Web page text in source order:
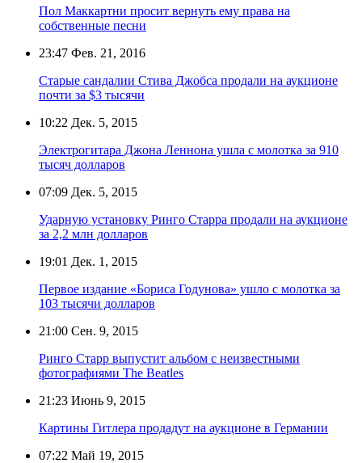
Пол Маккартни просит вернуть ему права на
собственные песни
23:47 Фев. 21, 2016
Старые сандалии Стива Джобса продали на аукционе
почти за $3 тысячи
10:22 Дек. 5, 2015
Электрогитара Джона Леннона ушла с молотка за 910
тысяч долларов
07:09 Дек. 5, 2015
Ударную установку Ринго Старра продали на аукционе
за 2,2 млн долларов
19:01 Дек. 1, 2015
Первое издание «Бориса Годунова» ушло с молотка за
103 тысячи долларов
21:00 Сен. 9, 2015
Ринго Старр выпустит альбом с неизвестными
фотографиями The Beatles
21:23 Июнь 9, 2015
Картины Гитлера продадут на аукционе в Германии
07:22 Май 19, 2015